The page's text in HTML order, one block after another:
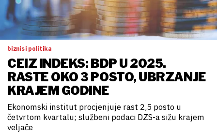
biznis i politika
CEIZ INDEKS: BDP U 2025.
RASTE OKO 3 POSTO, UBRZANJE
KRAJEM GODINE
Ekonomski institut procjenjuje rast 2,5 posto u
četvrtom kvartalu; službeni podaci DZS-a sižu krajem
veljače